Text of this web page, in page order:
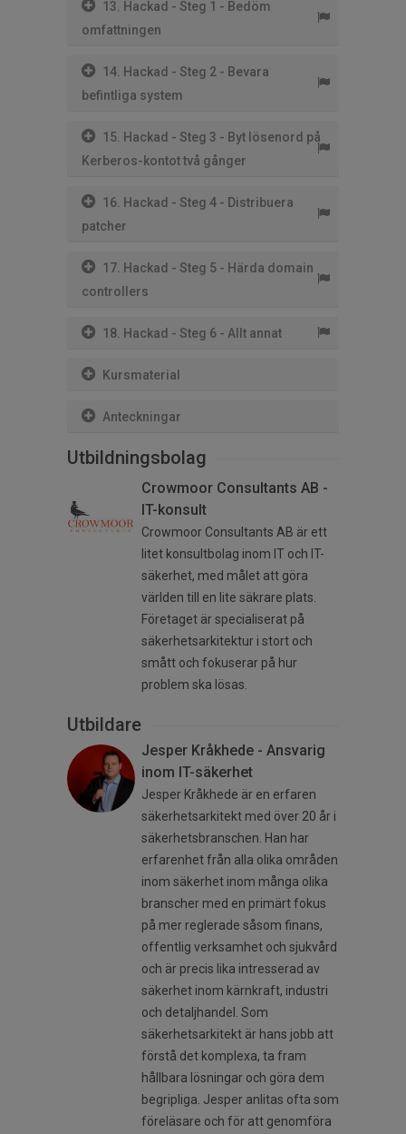
13. Hackad - Steg 1 - Bedöm
omfattningen
14. Hackad - Steg 2 - Bevara
befintliga system
15. Hackad - Steg 3 - Byt lösenord på
Kerberos-kontot två gånger
16. Hackad - Steg 4 - Distribuera
patcher
17. Hackad - Steg 5 - Härda domain
controllers
18. Hackad - Steg 6 - Allt annat
Kursmaterial
Anteckningar
Utbildningsbolag
Crowmoor Consultants AB -
IT-konsult
Crowmoor Consultants AB är ett
litet konsultbolag inom IT och IT-
säkerhet, med målet att göra
världen till en lite säkrare plats.
Företaget är specialiserat på
säkerhetsarkitektur i stort och
smått och fokuserar på hur
problem ska lösas.
Utbildare
Jesper Kråkhede - Ansvarig
inom IT-säkerhet
Jesper Kråkhede är en erfaren
säkerhetsarkitekt med över 20 år i
säkerhetsbranschen. Han har
erfarenhet från alla olika områden
inom säkerhet inom många olika
branscher med en primärt fokus
på mer reglerade såsom finans,
offentlig verksamhet och sjukvård
och är precis lika intresserad av
säkerhet inom kärnkraft, industri
och detaljhandel. Som
säkerhetsarkitekt är hans jobb att
förstå det komplexa, ta fram
hållbara lösningar och göra dem
begripliga. Jesper anlitas ofta som
föreläsare och för att genomföra